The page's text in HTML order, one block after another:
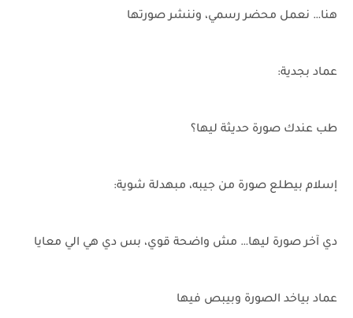
هنا… نعمل محضر رسمي، وننشر صورتها
عماد بجدية:
طب عندك صورة حديثة ليها؟
إسلام بيطلع صورة من جيبه، مبهدلة شوية:
دي آخر صورة ليها… مش واضحة قوي، بس دي هي الي معايا
عماد بياخد الصورة وبيبص فيها